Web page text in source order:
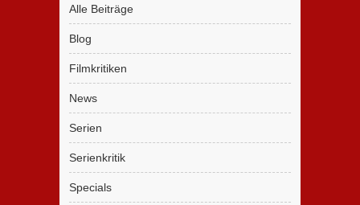
Alle Beiträge
Blog
Filmkritiken
News
Serien
Serienkritik
Specials